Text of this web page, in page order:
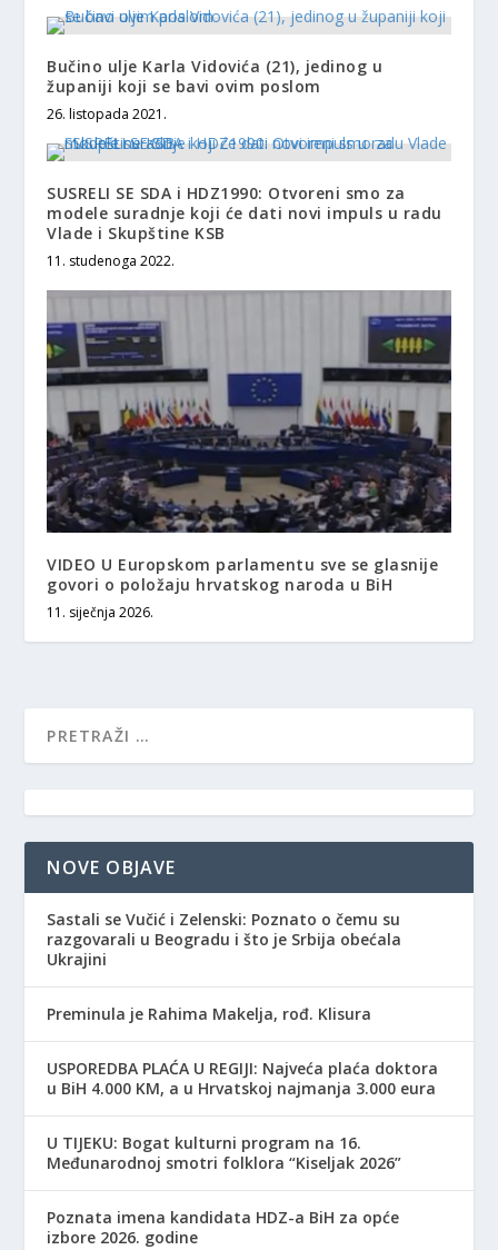
Bučino ulje Karla Vidovića (21), jedinog u
županiji koji se bavi ovim poslom
26. listopada 2021.
SUSRELI SE SDA i HDZ1990: Otvoreni smo za
modele suradnje koji će dati novi impuls u radu
Vlade i Skupštine KSB
11. studenoga 2022.
VIDEO U Europskom parlamentu sve se glasnije
govori o položaju hrvatskog naroda u BiH
11. siječnja 2026.
NOVE OBJAVE
Sastali se Vučić i Zelenski: Poznato o čemu su
razgovarali u Beogradu i što je Srbija obećala
Ukrajini
Preminula je Rahima Makelja, rođ. Klisura
USPOREDBA PLAĆA U REGIJI: Najveća plaća doktora
u BiH 4.000 KM, a u Hrvatskoj najmanja 3.000 eura
​U TIJEKU: Bogat kulturni program na 16.
Međunarodnoj smotri folklora “Kiseljak 2026”
Poznata imena kandidata HDZ-a BiH za opće
izbore 2026. godine